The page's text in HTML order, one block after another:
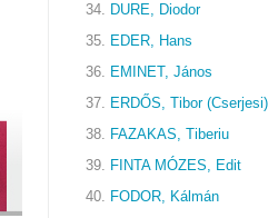
34. DURE, Diodor
35. EDER, Hans
36. EMINET, János
37. ERDŐS, Tibor (Cserjesi)
38. FAZAKAS, Tiberiu
39. FINTA MÓZES, Edit
40. FODOR, Kálmán